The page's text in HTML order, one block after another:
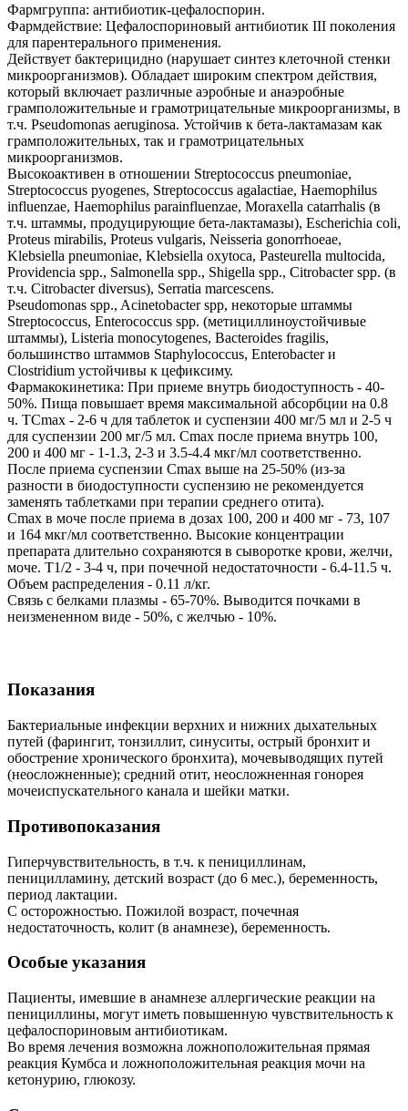
Фармгруппа: антибиотик-цефалоспорин.
Фармдействие: Цефалоспориновый антибиотик III поколения
для парентерального применения.
Действует бактерицидно (нарушает синтез клеточной стенки
микроорганизмов). Обладает широким спектром действия,
который включает различные аэробные и анаэробные
грамположительные и грамотрицательные микроорганизмы, в
т.ч. Pseudomonas aeruginosa. Устойчив к бета-лактамазам как
грамположительных, так и грамотрицательных
микроорганизмов.
Высокоактивен в отношении Streptococcus pneumoniae,
Streptococcus pyogenes, Streptococcus agalactiae, Haemophilus
influenzae, Haemophilus parainfluenzae, Moraxella catarrhalis (в
т.ч. штаммы, продуцирующие бета-лактамазы), Escherichia coli,
Proteus mirabilis, Proteus vulgaris, Neisseria gonorrhoeae,
Klebsiella pneumoniae, Klebsiella oxytoca, Pasteurella multocida,
Providencia spp., Salmonella spp., Shigella spp., Citrobacter spp. (в
т.ч. Citrobacter diversus), Serratia marcescens.
Pseudomonas spp., Acinetobacter spp, некоторые штаммы
Streptococcus, Enterococcus spp. (метициллиноустойчивые
штаммы), Listeria monocytogenes, Bacteroides fragilis,
большинство штаммов Staphylococcus, Enterobacter и
Clostridium устойчивы к цефиксиму.
Фармакокинетика: При приеме внутрь биодоступность - 40-
50%. Пища повышает время максимальной абсорбции на 0.8
ч. TCmax - 2-6 ч для таблеток и суспензии 400 мг/5 мл и 2-5 ч
для суспензии 200 мг/5 мл. Cmax после приема внутрь 100,
200 и 400 мг - 1-1.3, 2-3 и 3.5-4.4 мкг/мл соответственно.
После приема суспензии Cmax выше на 25-50% (из-за
разности в биодоступности суспензию не рекомендуется
заменять таблетками при терапии среднего отита).
Cmax в моче после приема в дозах 100, 200 и 400 мг - 73, 107
и 164 мкг/мл соответственно. Высокие концентрации
препарата длительно сохраняются в сыворотке крови, желчи,
моче. T1/2 - 3-4 ч, при почечной недостаточности - 6.4-11.5 ч.
Объем распределения - 0.11 л/кг.
Связь с белками плазмы - 65-70%. Выводится почками в
неизмененном виде - 50%, с желчью - 10%.
Показания
Бактериальные инфекции верхних и нижних дыхательных
путей (фарингит, тонзиллит, синуситы, острый бронхит и
обострение хронического бронхита), мочевыводящих путей
(неосложненные); средний отит, неосложненная гонорея
мочеиспускательного канала и шейки матки.
Противопоказания
Гиперчувствительность, в т.ч. к пенициллинам,
пеницилламину, детский возраст (до 6 мес.), беременность,
период лактации.
С осторожностью. Пожилой возраст, почечная
недостаточность, колит (в анамнезе), беременность.
Особые указания
Пациенты, имевшие в анамнезе аллергические реакции на
пенициллины, могут иметь повышенную чувствительность к
цефалоспориновым антибиотикам.
Во время лечения возможна ложноположительная прямая
реакция Кумбса и ложноположительная реакция мочи на
кетонурию, глюкозу.